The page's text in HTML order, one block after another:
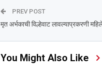
PREV POST
मृत अर्भकाची विल्हेवाट लावल्याप्रकरणी
You Might Also Like